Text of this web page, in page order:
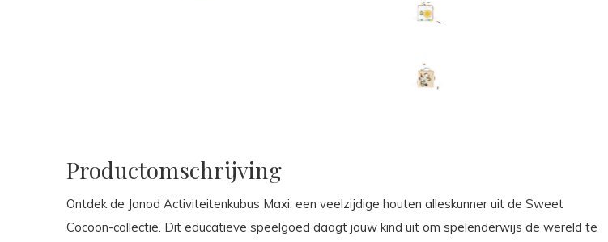
Productomschrijving
Ontdek de Janod Activiteitenkubus Maxi, een veelzijdige houten alleskunner uit de Sweet
Cocoon-collectie. Dit educatieve speelgoed daagt jouw kind uit om spelenderwijs de wereld te